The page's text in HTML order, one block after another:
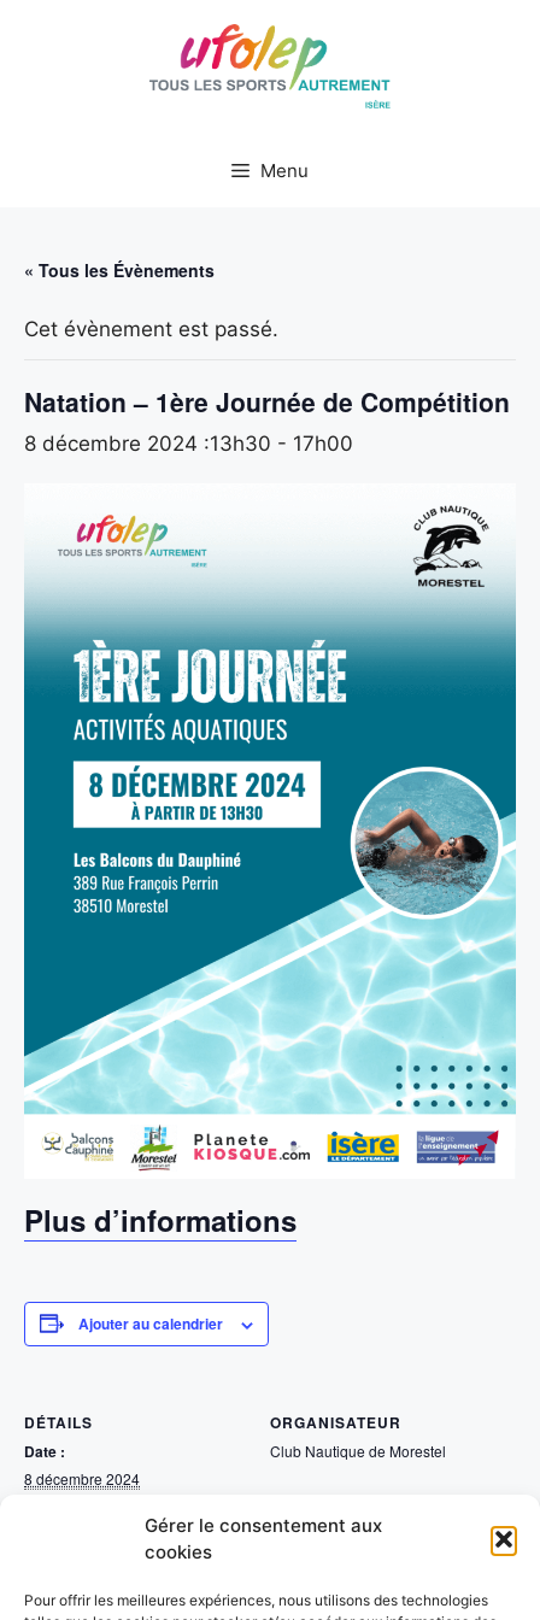
Gérer le consentement aux
cookies
Pour offrir les meilleures expériences, nous utilisons des technologies
Menu
« Tous les Évènements
Cet évènement est passé.
Natation – 1ère Journée de Compétition
8 décembre 2024 :13h30 - 17h00
Plus d’informations
Ajouter au calendrier
DÉTAILS
Date :
8 décembre 2024
Catégorie d’Évènement:
LIEU
ORGANISATEUR
Club Nautique de Morestel